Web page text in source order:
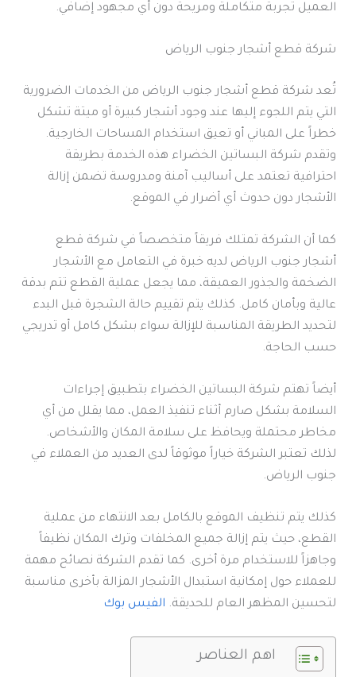
العميل تجربة متكاملة ومريحة دون أي مجهود إضافي.
شركة قطع أشجار جنوب الرياض
تُعد شركة قطع أشجار جنوب الرياض من الخدمات الضرورية
التي يتم اللجوء إليها عند وجود أشجار كبيرة أو ميتة تشكل
خطراً على المباني أو تعيق استخدام المساحات الخارجية.
وتقدم شركة البساتين الخضراء هذه الخدمة بطريقة
احترافية تعتمد على أساليب آمنة ومدروسة تضمن إزالة
الأشجار دون حدوث أي أضرار في الموقع.
كما أن الشركة تمتلك فريقاً متخصصاً في شركة قطع
أشجار جنوب الرياض لديه خبرة في التعامل مع الأشجار
الضخمة والجذور العميقة، مما يجعل عملية القطع تتم بدقة
عالية وبأمان كامل. كذلك يتم تقييم حالة الشجرة قبل البدء
لتحديد الطريقة المناسبة للإزالة سواء بشكل كامل أو تدريجي
حسب الحاجة.
أيضاً تهتم شركة البساتين الخضراء بتطبيق إجراءات
السلامة بشكل صارم أثناء تنفيذ العمل، مما يقلل من أي
مخاطر محتملة ويحافظ على سلامة المكان والأشخاص.
لذلك تعتبر الشركة خياراً موثوقاً لدى العديد من العملاء في
جنوب الرياض.
كذلك يتم تنظيف الموقع بالكامل بعد الانتهاء من عملية
القطع، حيث يتم إزالة جميع المخلفات وترك المكان نظيفاً
وجاهزاً للاستخدام مرة أخرى. كما تقدم الشركة نصائح مهمة
للعملاء حول إمكانية استبدال الأشجار المزالة بأخرى مناسبة
لتحسين المظهر العام للحديقة. الفيس بوك
اهم العناصر